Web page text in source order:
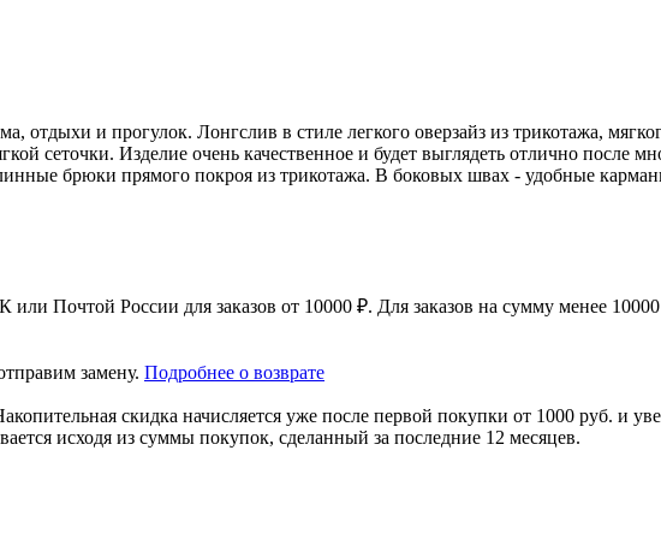
отдыхи и прогулок. Лонгслив в стиле легкого оверзайз из трикотажа,
сеточки. Изделие очень качественное и будет выглядеть отлично после
брюки прямого покроя из трикотажа. В боковых швах - удобные
Почтой России для заказов от 10000 ₽. Для заказов на сумму менее
замену. Подробнее о возврате
скидка начисляется уже после первой покупки от 1000 руб. и
исходя из суммы покупок, сделанный за последние 12 месяцев.